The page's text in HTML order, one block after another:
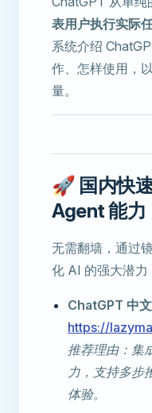
表用户执行实际
系统介绍
作、怎样使用，
量。
🚀 国内快
Agent 能力
无需翻墙，通过
化 AI 的强大潜力
ChatGPT 中
https://
推荐理由：集
力，支持多步
体验。